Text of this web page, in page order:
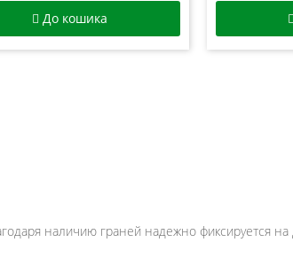
До кошика
наличию граней надежно фиксируется